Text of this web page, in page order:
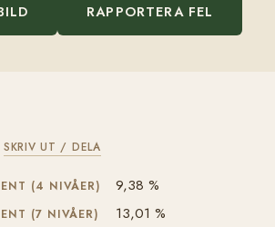
RAPPORTERA FEL
SKRIV UT / DELA
(4 NIVÅER) 9,38 %
(7 NIVÅER) 13,01 %